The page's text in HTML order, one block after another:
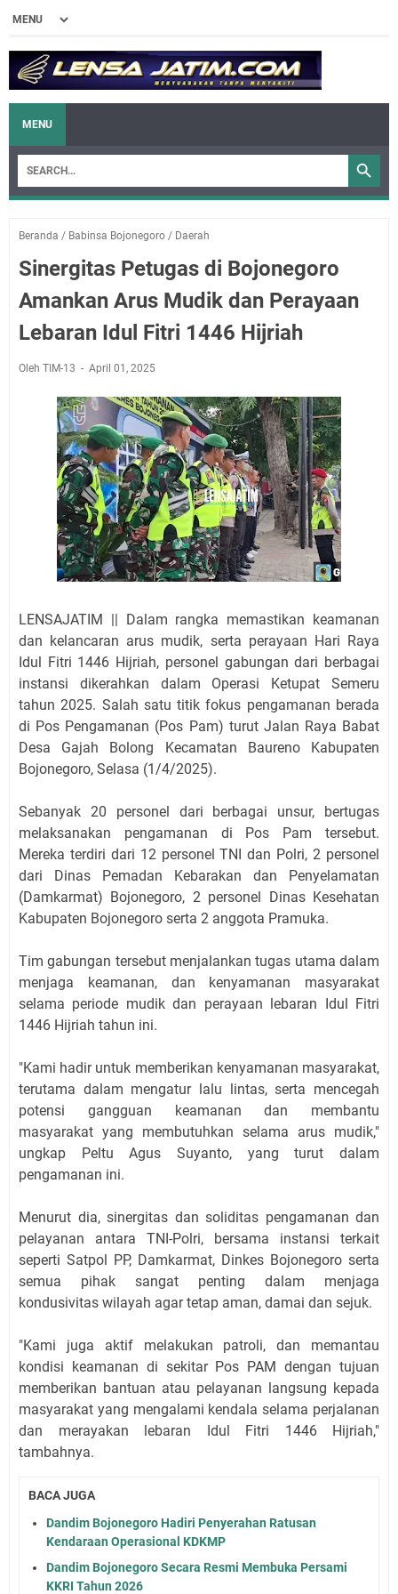
MENU
Beranda / Babinsa Bojonegoro / Daerah
Sinergitas Petugas di Bojonegoro
Amankan Arus Mudik dan Perayaan
Lebaran Idul Fitri 1446 Hijriah
Oleh TIM-13 April 01, 2025
LENSAJATIM || Dalam rangka memastikan keamanan
dan kelancaran arus mudik, serta perayaan Hari Raya
Idul Fitri 1446 Hijriah, personel gabungan dari berbagai
instansi dikerahkan dalam Operasi Ketupat Semeru
tahun 2025. Salah satu titik fokus pengamanan berada
di Pos Pengamanan (Pos Pam) turut Jalan Raya Babat
Desa Gajah Bolong Kecamatan Baureno Kabupaten
Bojonegoro, Selasa (1/4/2025).
Sebanyak 20 personel dari berbagai unsur, bertugas
melaksanakan pengamanan di Pos Pam tersebut.
Mereka terdiri dari 12 personel TNI dan Polri, 2 personel
dari Dinas Pemadan Kebarakan dan Penyelamatan
(Damkarmat) Bojonegoro, 2 personel Dinas Kesehatan
Kabupaten Bojonegoro serta 2 anggota Pramuka.
Tim gabungan tersebut menjalankan tugas utama dalam
menjaga keamanan, dan kenyamanan masyarakat
selama periode mudik dan perayaan lebaran Idul Fitri
1446 Hijriah tahun ini.
"Kami hadir untuk memberikan kenyamanan masyarakat,
terutama dalam mengatur lalu lintas, serta mencegah
potensi gangguan keamanan dan membantu
masyarakat yang membutuhkan selama arus mudik,"
ungkap Peltu Agus Suyanto, yang turut dalam
pengamanan ini.
Menurut dia, sinergitas dan soliditas pengamanan dan
pelayanan antara TNI-Polri, bersama instansi terkait
seperti Satpol PP, Damkarmat, Dinkes Bojonegoro serta
semua pihak sangat penting dalam menjaga
kondusivitas wilayah agar tetap aman, damai dan sejuk.
"Kami juga aktif melakukan patroli, dan memantau
kondisi keamanan di sekitar Pos PAM dengan tujuan
memberikan bantuan atau pelayanan langsung kepada
masyarakat yang mengalami kendala selama perjalanan
dan merayakan lebaran Idul Fitri 1446 Hijriah,"
tambahnya.
BACA JUGA
Dandim Bojonegoro Hadiri Penyerahan Ratusan
Kendaraan Operasional KDKMP
Dandim Bojonegoro Secara Resmi Membuka Persami
KKRI Tahun 2026